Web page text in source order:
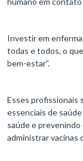
Investir em
todas e todos, o
bem-estar”.
Esses profissionais
essenciais de
saúde e prevenindo
administrar vacinas